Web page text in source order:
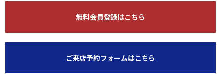
無料会員登録はこちら
ご来店予約フォームはこちら